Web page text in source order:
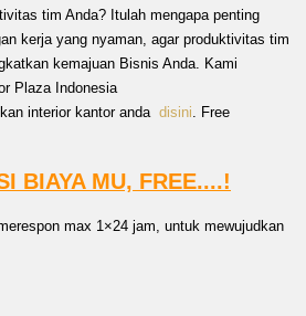
tim Anda? Itulah mengapa penting
kerja yang nyaman, agar produktivitas tim
kemajuan Bisnis Anda. Kami
Plaza Indonesia
interior kantor anda disini. Free
BIAYA MU, FREE....!
max 1×24 jam, untuk mewujudkan